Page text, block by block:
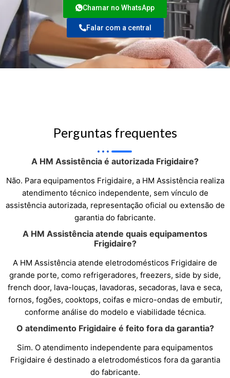
Chamar no WhatsApp
Falar com a central
Perguntas frequentes
A HM Assistência é autorizada Frigidaire?
Não. Para equipamentos Frigidaire, a HM Assistência realiza
atendimento técnico independente, sem vínculo de
assistência autorizada, representação oficial ou extensão de
garantia do fabricante.
A HM Assistência atende quais equipamentos
Frigidaire?
A HM Assistência atende eletrodomésticos Frigidaire de
grande porte, como refrigeradores, freezers, side by side,
french door, lava-louças, lavadoras, secadoras, lava e seca,
fornos, fogões, cooktops, coifas e micro-ondas de embutir,
conforme análise do modelo e viabilidade técnica.
O atendimento Frigidaire é feito fora da garantia?
Sim. O atendimento independente para equipamentos
Frigidaire é destinado a eletrodomésticos fora da garantia
do fabricante.